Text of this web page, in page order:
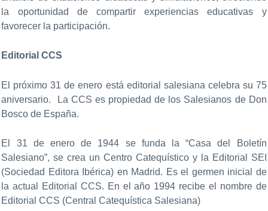
la oportunidad de compartir experiencias educativas y
favorecer la participación.
Editorial CCS
El próximo 31 de enero está editorial salesiana celebra su 75
aniversario.
La CCS es propiedad de los Salesianos de Don
Bosco de España.
El 31 de enero de 1944 se funda la “Casa del Boletín
Salesiano”, se crea un Centro Catequístico y la Editorial SEI
(Sociedad Editora Ibérica) en Madrid. Es el germen inicial de
la actual Editorial CCS. En el año 1994 recibe el nombre de
Editorial CCS (Central Catequística Salesiana)